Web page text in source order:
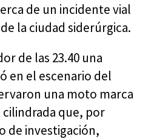
de un incidente vial
la ciudad siderúrgica.
de las 23.40 una
en el escenario del
una moto marca
cilindrada que, por
de investigación,